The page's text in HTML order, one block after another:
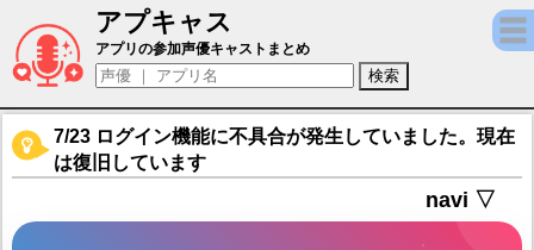
アプキャス
セシル(暗黒騎士)（声優：程嶋しづマ)【デ
アプリの参加声優キャストまとめ
7/23 ログイン機能に不具合が発生していました。現在
は復旧しています
navi ▽